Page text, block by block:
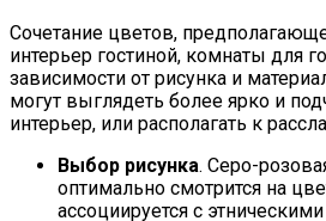
Сочетание цветов,
интерьер гостиной, комнаты для
зависимости от рисунка и
могут выглядеть более ярко и
интерьер, или располагать к
Выбор рисунка. Серо-
оптимально смотрится на
ассоциируется с